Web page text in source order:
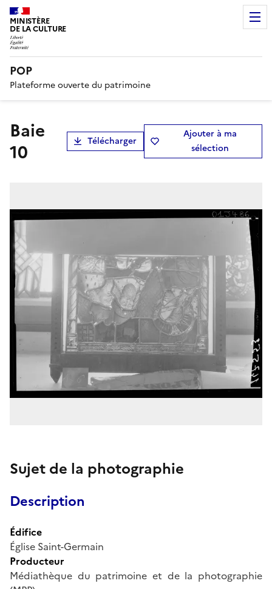
MINISTÈRE
DE LA CULTURE
POP
Plateforme ouverte du patrimoine
Baie
10
Télécharger
Ajouter à ma
sélection
Sujet de la photographie
Description
Édifice
Église Saint-Germain
Producteur
Médiathèque du patrimoine et de la photographie